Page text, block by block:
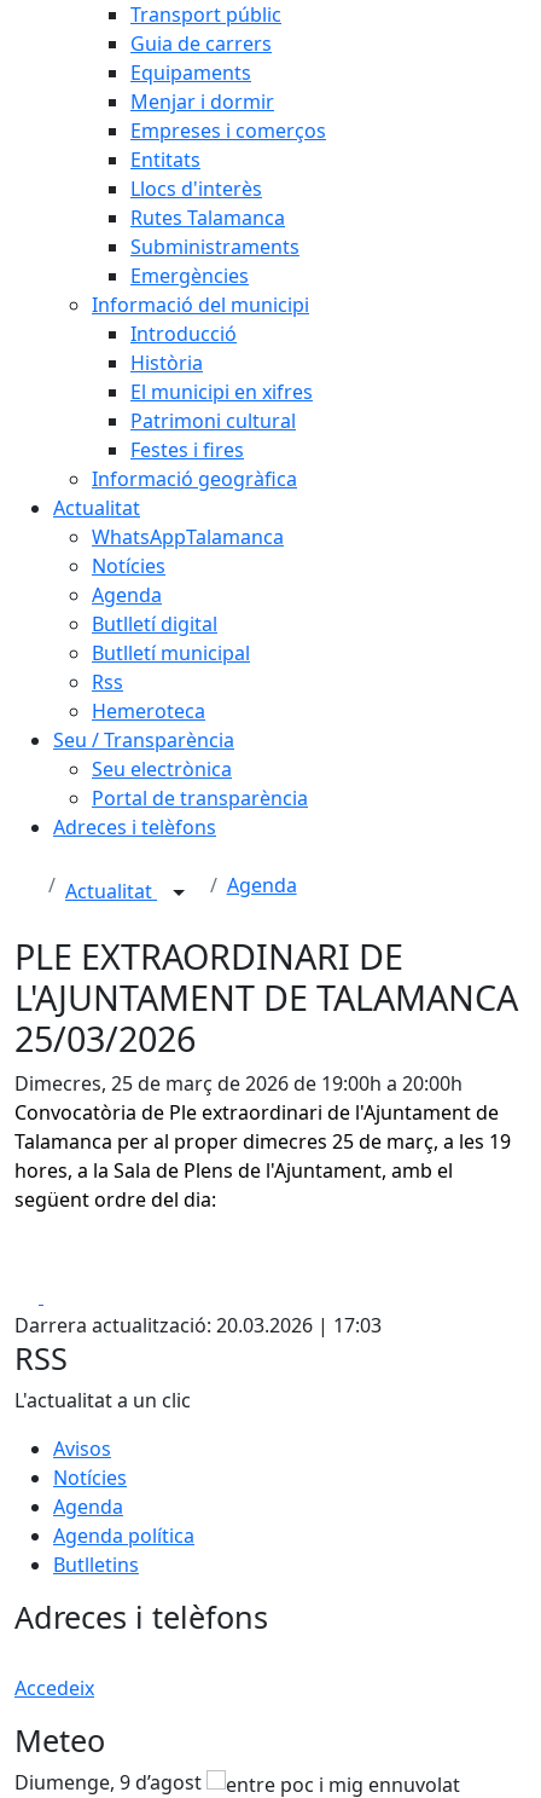
Transport públic
Guia de carrers
Equipaments
Menjar i dormir
Empreses i comerços
Entitats
Llocs d'interès
Rutes Talamanca
Subministraments
Emergències
Informació del municipi
Introducció
Història
El municipi en xifres
Patrimoni cultural
Festes i fires
Informació geogràfica
Actualitat
WhatsAppTalamanca
Notícies
Agenda
Butlletí digital
Butlletí municipal
Rss
Hemeroteca
Seu / Transparència
Seu electrònica
Portal de transparència
Adreces i telèfons
Actualitat Agenda
PLE EXTRAORDINARI DE
L'AJUNTAMENT DE TALAMANCA
25/03/2026
Dimecres, 25 de març de 2026 de 19:00h a 20:00h
Convocatòria de Ple extraordinari de l'Ajuntament de
Talamanca per al proper dimecres 25 de març, a les 19
hores, a la Sala de Plens de l'Ajuntament, amb el
següent ordre del dia:
Darrera actualització: 20.03.2026 | 17:03
RSS
L'actualitat a un clic
Avisos
Notícies
Agenda
Agenda política
Butlletins
Adreces i telèfons
Accedeix
Meteo
Diumenge, 9 d’agost